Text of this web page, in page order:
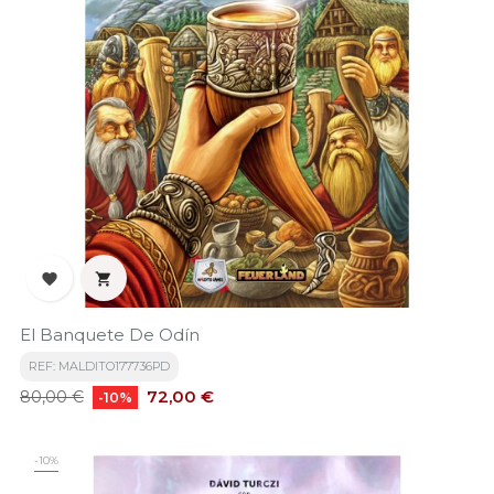
 
El Banquete De Odín
REF: MALDITO177736PD
Precio
80,00 € -10% Precio
72,00 €
-10%